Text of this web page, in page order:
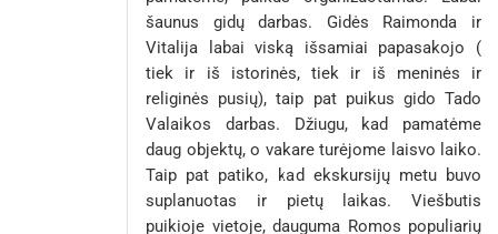
šaunus gidų darbas. Gidės Raimonda ir
Vitalija labai viską išsamiai papasakojo (
tiek ir iš istorinės, tiek ir iš meninės ir
religinės pusių), taip pat puikus gido Tado
Valaikos darbas. Džiugu, kad pamatėme
daug objektų, o vakare turėjome laisvo laiko.
Taip pat patiko, kad ekskursijų metu buvo
suplanuotas ir pietų laikas. Viešbutis
puikioje vietoje, dauguma Romos populiarių